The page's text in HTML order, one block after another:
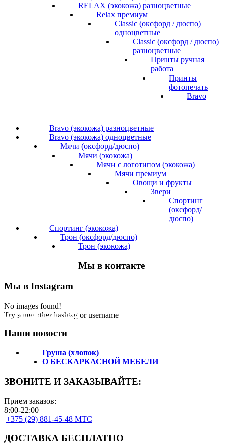
RELAX (экокожа) разноцветные
Relax премиум
Classic (оксфорд / дюспо)
одноцветные
Classic (оксфорд / дюспо)
разноцветные
Принты ручная
работа
Принты
фотопечать
Bravo
Bravo (экокожа) разноцветные
Bravo (экокожа) одноцветные
Мячи (оксфорд/дюспо)
Мячи (экокожа)
Мячи с логотипом (экокожа)
Мячи премиум
Овощи и фрукты
Звери
Спортинг
(оксфорд/
дюспо)
Спортинг (экокожа)
Трон (оксфорд/дюспо)
Трон (экокожа)
Мы в контакте
Мы в Instagram
No images found!
Try some other hashtag or username
Подпишитесь на нас!
Наши новости
Груша (хлопок)
О БЕСКАРКАСНОЙ МЕБЕЛИ
ЗВОНИТЕ И ЗАКАЗЫВАЙТЕ:
Прием заказов:
8:00-22:00
+375 (29) 881-45-48 МТС
ДОСТАВКА БЕСПЛАТНО